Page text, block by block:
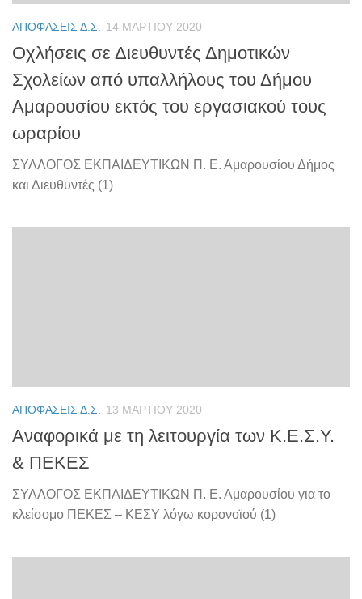
ΑΠΟΦΆΣΕΙΣ Δ.Σ. 14 ΜΑΡΤΊΟΥ 2020
Οχλήσεις σε Διευθυντές Δημοτικών
Σχολείων από υπαλλήλους του Δήμου
Αμαρουσίου εκτός του εργασιακού τους
ωραρίου
ΣΥΛΛΟΓΟΣ ΕΚΠΑΙΔΕΥΤΙΚΩΝ Π. Ε. Αμαρουσίου Δήμος
και Διευθυντές (1)
ΑΠΟΦΆΣΕΙΣ Δ.Σ. 13 ΜΑΡΤΊΟΥ 2020
Αναφορικά με τη λειτουργία των Κ.Ε.Σ.Υ.
& ΠΕΚΕΣ
ΣΥΛΛΟΓΟΣ ΕΚΠΑΙΔΕΥΤΙΚΩΝ Π. Ε. Αμαρουσίου για το
κλείσομο ΠΕΚΕΣ – ΚΕΣΥ λόγω κορονοϊού (1)